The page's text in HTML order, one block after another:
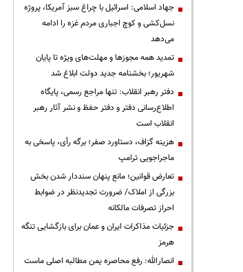
جهاد اسلامی: اسرائیل با چراغ سبز آمریکا، پروژه
نسل‌کشی و کوچ اجباری مردم غزه را ادامه
می‌دهد
تمدید همه مجوزها و مهلت‌های ویژه تا پایان
شهریور؛ بخشنامه جدید دولت ابلاغ شد
دفتر رهبر انقلاب: تنها مراجع رسمی، پایگاه
اطلاع‌رسانی دفتر و دفتر حفظ و نشر آثار رهبر
انقلاب است
هزینه گزاف، دستاورد صفر؛ برگه رأی، پاسخی به
ماجراجویی ترامپ
تعارض قوانین؛ مانع پنهان سنددار شدن بخش
بزرگی از املاک/ ضرورت تجدیدنظر در ضوابط
احراز تصرفات مالکانه
جزئیات مذاکرات ایران و عمان برای بازگشایی تنگه
هرمز
انصارالله: رفع محاصره یمن مطالبه اصلی ماست